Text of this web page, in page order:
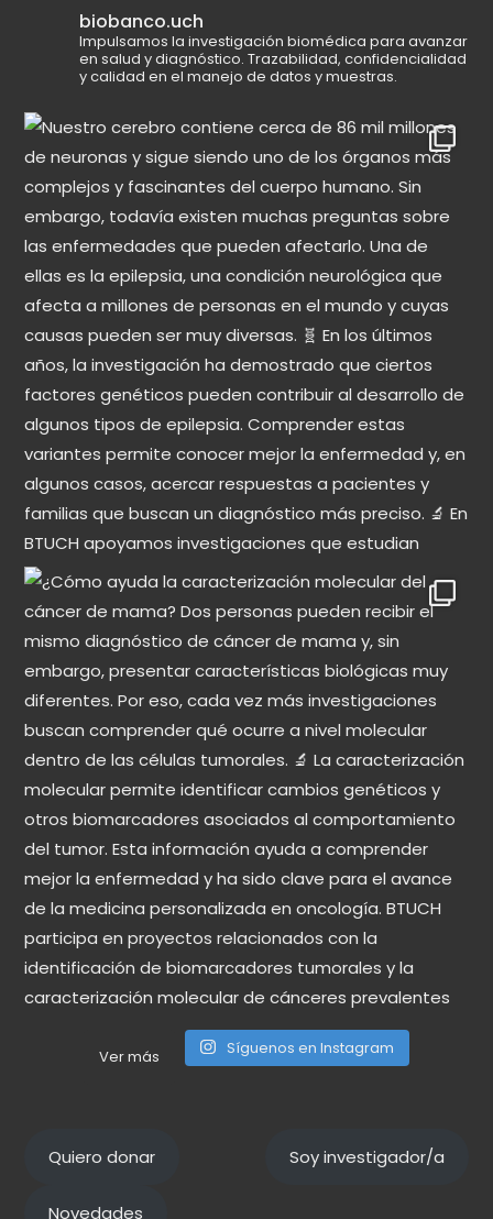
biobanco.uch
Impulsamos la investigación biomédica para avanzar
en salud y diagnóstico. Trazabilidad, confidencialidad
y calidad en el manejo de datos y muestras.
Ver más Síguenos en Instagram
Quiero donar Soy investigador/a
Novedades